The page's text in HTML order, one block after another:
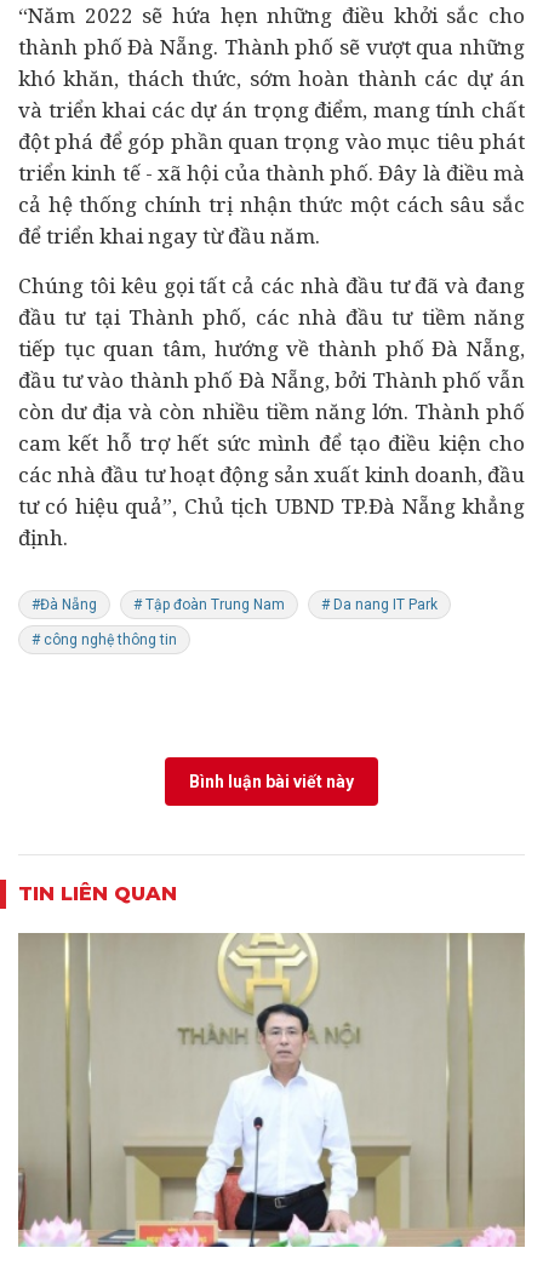
“Năm 2022 sẽ hứa hẹn những điều khởi sắc cho
thành phố Đà Nẵng. Thành phố sẽ vượt qua những
khó khăn, thách thức, sớm hoàn thành các dự án
và triển khai các dự án trọng điểm, mang tính chất
đột phá để góp phần quan trọng vào mục tiêu phát
triểnkinh tế- xã hội của thành phố. Đây là điều mà
cả hệ thống chính trị nhận thức một cách sâu sắc
để triển khai ngay từ đầu năm.
Chúng tôi kêu gọi tất cả các nhà đầu tư đã và đang
đầu tư tại Thành phố, các nhà đầu tư tiềm năng
tiếp tục quan tâm, hướng về thành phố Đà Nẵng,
đầu tư vào thành phố Đà Nẵng, bởi Thành phố vẫn
còn dư địa và còn nhiều tiềm năng lớn. Thành phố
cam kết hỗ trợ hết sức mình để tạo điều kiện cho
các nhà đầu tư hoạt động sản xuất kinh doanh, đầu
tư có hiệu quả”, Chủ tịch UBND TP.Đà Nẵng khẳng
định.
#Đà Nẵng # Tập đoàn Trung Nam # Da nang IT Park
# công nghệ thông tin
Bình luận bài viết này
TIN LIÊN QUAN